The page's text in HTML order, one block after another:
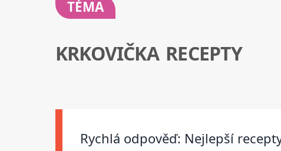
TÉMA
KRKOVIČKA RECEPTY
Rychlá odpověď: Nejlepší